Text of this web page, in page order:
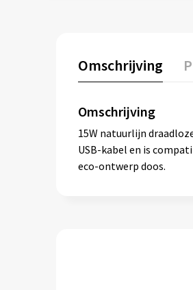
Omschrijving
Omschrijving
15W natuurlijn
USB-kabel en is
eco-ontwerp doos.